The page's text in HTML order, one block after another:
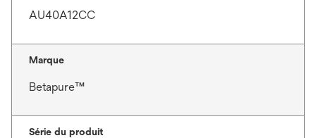
AU40A12CC
Marque
Betapure™
Série du produit